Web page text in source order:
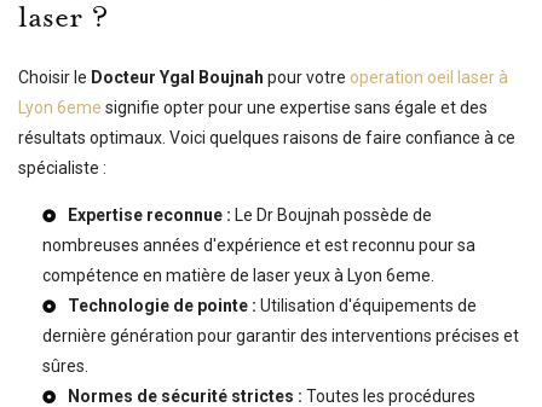
laser ?
Choisir le Docteur Ygal Boujnah pour votre operation oeil laser à
Lyon 6eme signifie opter pour une expertise sans égale et des
résultats optimaux. Voici quelques raisons de faire confiance à ce
spécialiste :
Expertise reconnue : Le Dr Boujnah possède de
nombreuses années d'expérience et est reconnu pour sa
compétence en matière de laser yeux à Lyon 6eme
Technologie de pointe : Utilisation d'équipements de
dernière génération pour garantir des interventions précises et
sûres.
Normes de sécurité strictes : Toutes les procédures